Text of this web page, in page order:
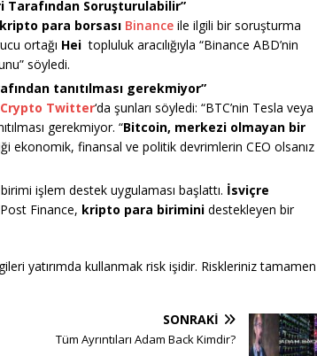
Tarafından Soruşturulabilir”
kripto para borsası Binance ile ilgili bir soruşturma
ortağı Hei topluluk aracılığıyla “Binance ABD’nin
söyledi.
tanıtılması gerekmiyor”
Twitter‘da şunları söyledi: “BTC’nin Tesla veya
gerekmiyor. “Bitcoin, merkezi olmayan bir
ekonomik, finansal ve politik devrimlerin CEO olsanız
işlem destek uygulaması başlattı. İsviçre
Finance, kripto para birimini destekleyen bir
yatırımda kullanmak risk işidir. Riskleriniz tamamen
SONRAKI
Tüm Ayrıntıları Adam Back Kimdir?